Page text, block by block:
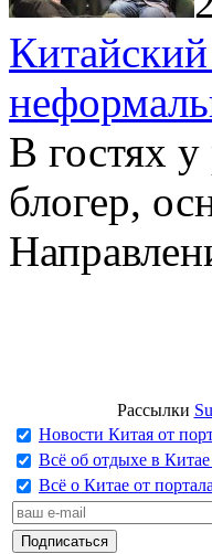
В гостях
блогер,
Рассылки
Новости Китая от
Всё об отдыхе в
Всё о Китае от